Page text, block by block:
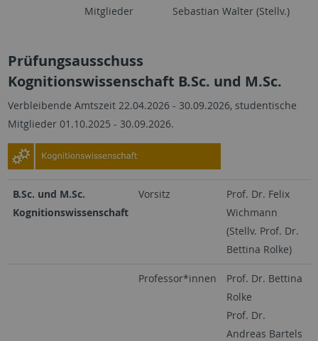
Mitglieder
Sebastian Walter (Stellv.)
Prüfungsausschuss
Kognitionswissenschaft B.Sc. und M.Sc.
Verbleibende Amtszeit 22.04.2026 - 30.09.2026, studentische
Mitglieder 01.10.2025 - 30.09.2026.
B.Sc. und M.Sc.
Kognitionswissenschaft
Vorsitz
Prof. Dr. Felix
Wichmann
(Stellv. Prof. Dr.
Bettina Rolke)
Professor*innen
Prof. Dr. Bettina
Rolke
Prof. Dr.
Andreas Bartels